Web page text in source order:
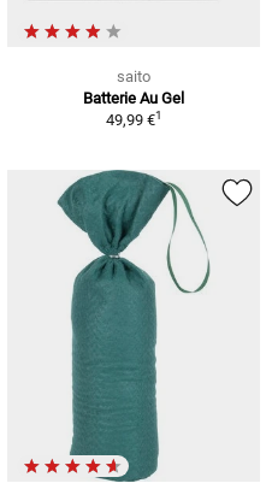
saito
Batterie Au Gel
49,99 €1